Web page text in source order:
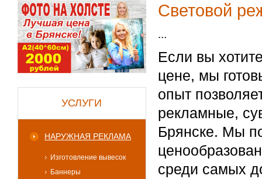
УСЛУГИ
НАРУЖНАЯ РЕКЛАМА
Изготовление вывесок
Баннеры
Световой
...
Если вы
цене, мы
опыт
рекламные,
Брянске. Мы
среди самых